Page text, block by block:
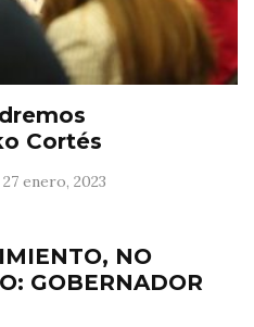
Cortés
27 enero, 2023
NO
GOBERNADOR